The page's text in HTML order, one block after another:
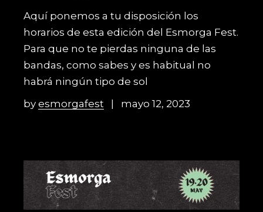
Aquí ponemos a tu disposición los
horarios de esta edición del Esmorga Fest.
Para que no te pierdas ninguna de las
bandas, como sabes y es habitual no
habrá ningún tipo de sol
byesmorgafest mayo 12, 2023